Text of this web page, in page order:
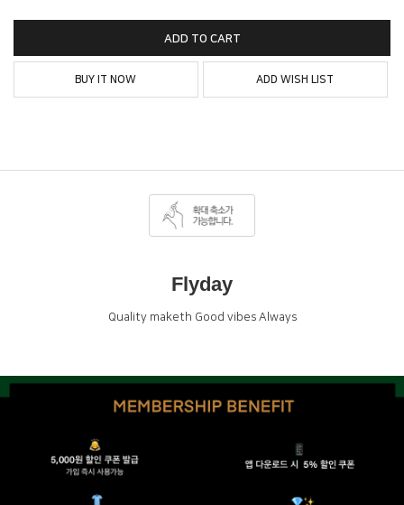
ADD TO CART
BUY IT NOW ADD WISH LIST
Flyday
Quality maketh Good vibes Always